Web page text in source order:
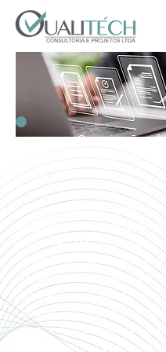
Organização e
de diretrizes de
Inclui reuniões para
organização de informações
sejam gerados como
Checklists e Caderno padrão
técnicos contendo diretrizes
para as diversas linhas de
empresa incorporadora e
Combinação perfeita com o
Treinamentos e Capacitação